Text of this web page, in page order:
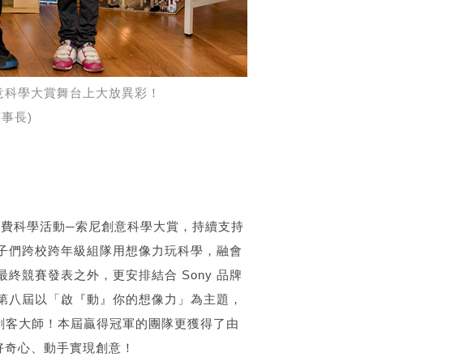
學大賞舞台上大放異彩！
長)
科學活動─索尼創意科學大賞，持續支持
們跨校跨年級組隊用想像力玩科學，融會
終競賽發表之外，更安排結合 Sony 品牌
屆以「啟『動』你的想像力」為主題，
大師！本屆贏得冠軍的團隊更獲得了由
心、動手實現創意！